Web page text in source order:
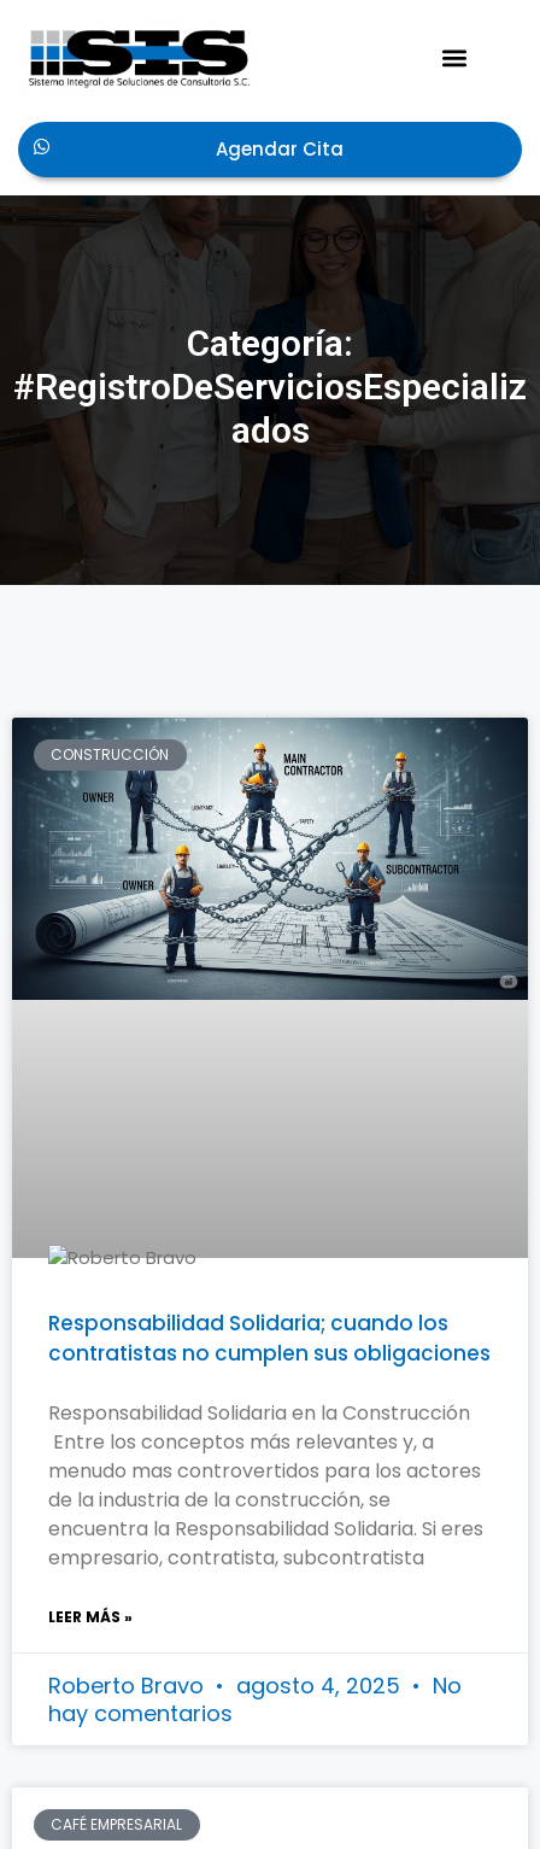
Agendar Cita
Categoría:
#RegistroDeServiciosEspecializ
ados
CONSTRUCCIÓN
Responsabilidad Solidaria; cuando los
contratistas no cumplen sus obligaciones
Responsabilidad Solidaria en la Construcción
Entre los conceptos más relevantes y, a
menudo mas controvertidos para los actores
de la industria de la construcción, se
encuentra la Responsabilidad Solidaria. Si eres
empresario, contratista, subcontratista
LEER MÁS »
Roberto Bravo agosto 4, 2025
No
hay comentarios
CAFÉ EMPRESARIAL